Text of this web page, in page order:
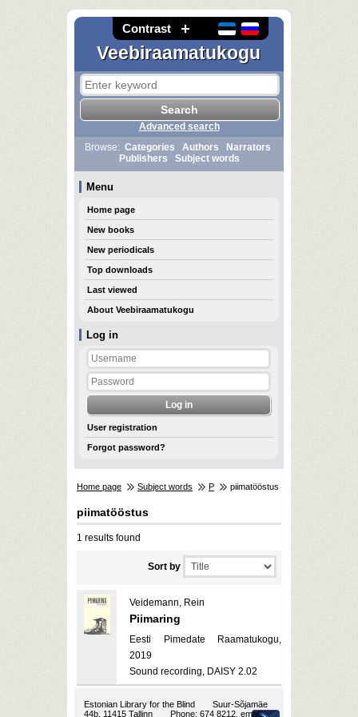
Contrast
Veebiraamatukogu
Log in
User registration
Forgot password?
Advanced search
Browse: Categories Authors
Narrators
Publishers
Subject words
Menu
Home page
New books
New periodicals
Top downloads
Last viewed
About Veebiraamatukogu
Home page Subject words P piimatööstus
piimatööstus
1 results found
Sort by
Veidemann, Rein
Piimaring
Eesti Pimedate Raamatukogu,
2019
Sound recording, DAISY 2.02
Estonian Library for the Blind
Suur-Sõjamäe
44b, 11415 Tallinn
Phone: 674 8212, email: